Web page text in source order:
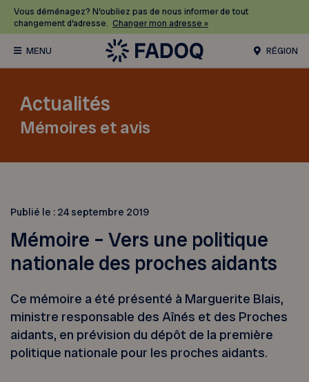
Vous déménagez? N’oubliez pas de nous informer de tout
changement d’adresse. Changer mon adresse »
RÉGION
Actualités
Mémoires et avis
Publié le : 24 septembre 2019
Mémoire – Vers une politique
nationale des proches aidants
Ce mémoire a été présenté à Marguerite Blais,
ministre responsable des Aînés et des Proches
aidants, en prévision du dépôt de la première
politique nationale pour les proches aidants.